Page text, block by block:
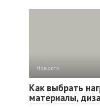
Новости
Как выбрать
материалы,